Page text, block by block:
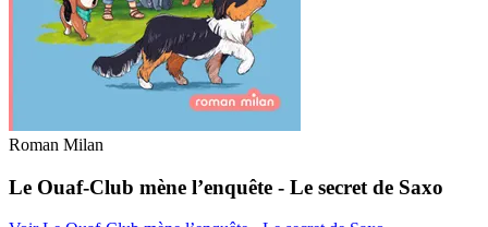
Roman Milan
Le Ouaf-Club mène l’enquête - Le secret de Saxo